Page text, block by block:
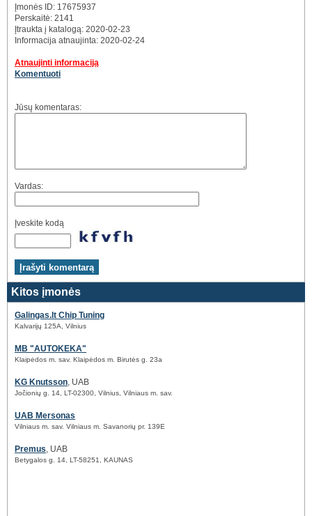
Įmonės ID: 17675937
Perskaitė: 2141
Įtraukta į katalogą: 2020-02-23
Informacija atnaujinta: 2020-02-24
Atnaujinti informaciją
Komentuoti
Jūsų komentaras:
Vardas:
Įveskite kodą
Kitos įmonės
Galingas.lt Chip Tuning
Kalvarijų 125A, Vilnius
MB "AUTOKEKA"
Klaipėdos m. sav. Klaipėdos m. Birutės g. 23a
KG Knutsson, UAB
Jočionių g. 14, LT-02300, Vilnius, Vilniaus m. sav.
UAB Mersonas
Vilniaus m. sav. Vilniaus m. Savanorių pr. 139E
Premus, UAB
Betygalos g. 14, LT-58251, KAUNAS